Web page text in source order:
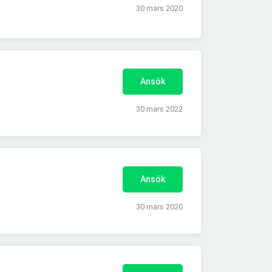
30 mars 2020
Ansök
30 mars 2022
Ansök
30 mars 2020